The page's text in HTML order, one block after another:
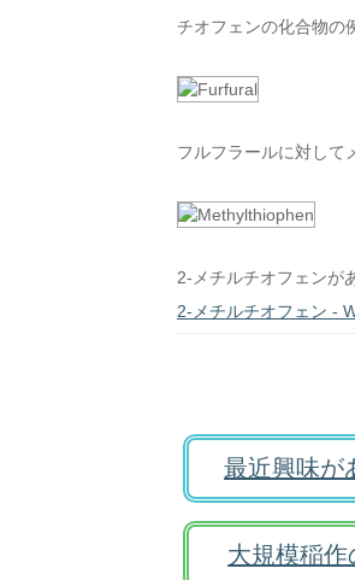
チオフェンの化合物の
フルフラールに対して
2-メチルチオフェンが
2-メチルチオフェン -
最近興味が
大規模稲